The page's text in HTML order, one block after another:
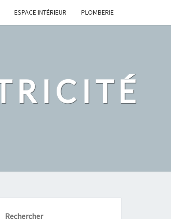
ESPACE INTÉRIEUR PLOMBERIE
Rechercher